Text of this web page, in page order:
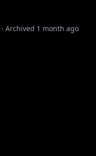
· Archived 1 month ago